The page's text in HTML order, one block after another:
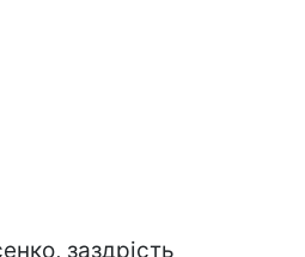
заздрість